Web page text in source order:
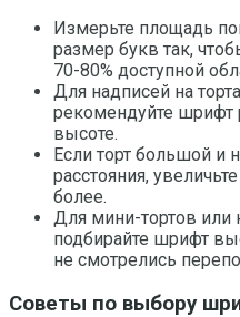
Измерьте площадь
размер букв так,
70-80% доступной
Для надписей на
рекомендуйте
высоте.
Если торт большой и
расстояния,
более.
Для мини-тортов или
подбирайте шрифт
не смотрелись
Советы по выбору